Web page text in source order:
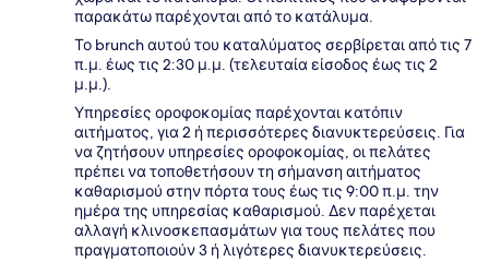
παρακάτω παρέχονται από το κατάλυμα.
Το brunch αυτού του καταλύματος σερβίρεται από τις 7
π.μ. έως τις 2:30 μ.μ. (τελευταία είσοδος έως τις 2
μ.μ.).
Υπηρεσίες οροφοκομίας παρέχονται κατόπιν
αιτήματος, για 2 ή περισσότερες διανυκτερεύσεις. Για
να ζητήσουν υπηρεσίες οροφοκομίας, οι πελάτες
πρέπει να τοποθετήσουν τη σήμανση αιτήματος
καθαρισμού στην πόρτα τους έως τις 9:00 π.μ. την
ημέρα της υπηρεσίας καθαρισμού. Δεν παρέχεται
αλλαγή κλινοσκεπασμάτων για τους πελάτες που
πραγματοποιούν 3 ή λιγότερες διανυκτερεύσεις.